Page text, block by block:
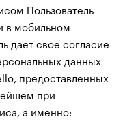
Пользователь
в мобильном
дает свое согласие
данных
предоставленных
при
а именно: